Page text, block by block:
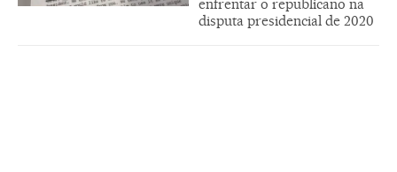
enfrentar o republicano na
disputa presidencial de 2020